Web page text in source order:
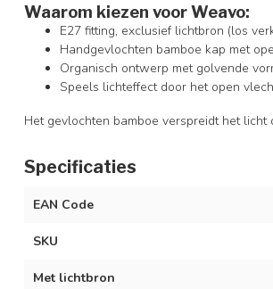
Waarom kiezen voor Weavo:
E27 fitting, exclusief lichtbron (los
Handgevlochten bamboe kap met
Organisch ontwerp met golvende
Speels lichteffect door het open
Het gevlochten bamboe verspreidt het
Specificaties
EAN Code
SKU
Met lichtbron